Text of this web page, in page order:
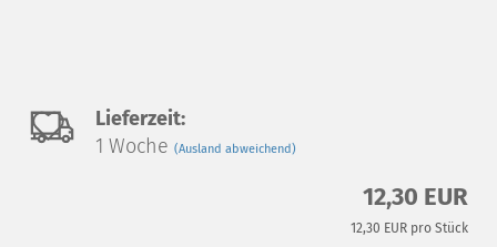
Auf
den
Lieferzeit:
1 Woche(Ausland abweichend)
12,30 EUR
12,30 EUR pro Stück